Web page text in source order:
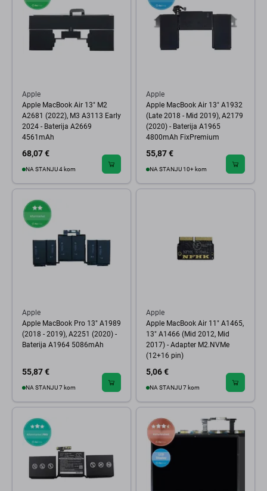
Apple
Apple MacBook Air 13" M2
A2681 (2022), M3 A3113 Early
2024 - Baterija A2669
4561mAh
68,07 €
NA STANJU 4 kom
Apple
Apple MacBook Air 13" A1932
(Late 2018 - Mid 2019), A2179
(2020) - Baterija A1965
4800mAh FixPremium
55,87 €
NA STANJU 10+ kom
Apple
Apple MacBook Pro 13" A1989
(2018 - 2019), A2251 (2020) -
Baterija A1964 5086mAh
55,87 €
NA STANJU 7 kom
Apple
Apple MacBook Air 11" A1465,
13" A1466 (Mid 2012, Mid
2017) - Adapter M2.NVMe
(12+16 pin)
5,06 €
NA STANJU 7 kom